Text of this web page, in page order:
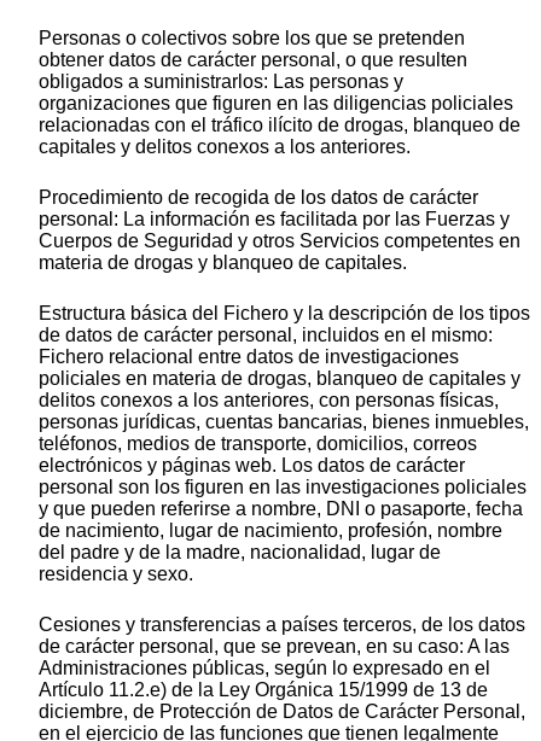
Personas o colectivos sobre los que se pretenden
obtener datos de carácter personal, o que resulten
obligados a suministrarlos: Las personas y
organizaciones que figuren en las diligencias policiales
relacionadas con el tráfico ilícito de drogas, blanqueo de
capitales y delitos conexos a los anteriores.
Procedimiento de recogida de los datos de carácter
personal: La información es facilitada por las Fuerzas y
Cuerpos de Seguridad y otros Servicios competentes en
materia de drogas y blanqueo de capitales.
Estructura básica del Fichero y la descripción de los tipos
de datos de carácter personal, incluidos en el mismo:
Fichero relacional entre datos de investigaciones
policiales en materia de drogas, blanqueo de capitales y
delitos conexos a los anteriores, con personas físicas,
personas jurídicas, cuentas bancarias, bienes inmuebles,
teléfonos, medios de transporte, domicilios, correos
electrónicos y páginas web. Los datos de carácter
personal son los figuren en las investigaciones policiales
y que pueden referirse a nombre, DNI o pasaporte, fecha
de nacimiento, lugar de nacimiento, profesión, nombre
del padre y de la madre, nacionalidad, lugar de
residencia y sexo.
Cesiones y transferencias a países terceros, de los datos
de carácter personal, que se prevean, en su caso: A las
Administraciones públicas, según lo expresado en el
Artículo 11.2.e) de la Ley Orgánica 15/1999 de 13 de
diciembre, de Protección de Datos de Carácter Personal,
en el ejercicio de las funciones que tienen legalmente